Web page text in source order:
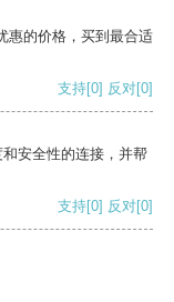
惠的价格，买到最合适
支持[0] 反对[0]
安全性的连接，并帮
支持[0] 反对[0]